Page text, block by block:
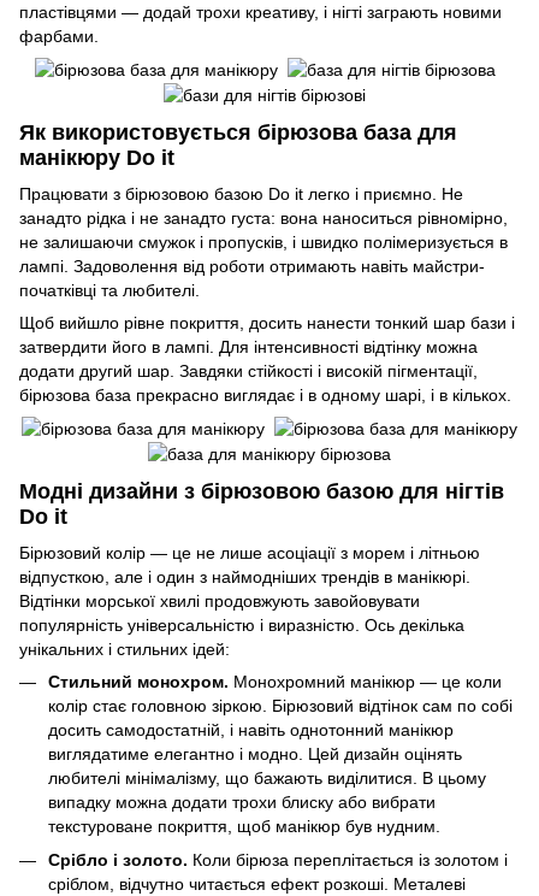
пластівцями — додай трохи креативу, і нігті заграють новими
фарбами.
Як використовується бірюзова база для
манікюру Do it
Працювати з бірюзовою базою Do it легко і приємно. Не
занадто рідка і не занадто густа: вона наноситься рівномірно,
не залишаючи смужок і пропусків, і швидко полімеризується в
лампі. Задоволення від роботи отримають навіть майстри-
початківці та любителі.
Щоб вийшло рівне покриття, досить нанести тонкий шар бази і
затвердити його в лампі. Для інтенсивності відтінку можна
додати другий шар. Завдяки стійкості і високій пігментації,
бірюзова база прекрасно виглядає і в одному шарі, і в кількох.
Модні дизайни з бірюзовою базою для нігтів
Do it
Бірюзовий колір — це не лише асоціації з морем і літньою
відпусткою, але і один з наймодніших трендів в манікюрі.
Відтінки морської хвилі продовжують завойовувати
популярність універсальністю і виразністю. Ось декілька
унікальних і стильних ідей:
Стильний монохром. Монохромний манікюр — це коли
колір стає головною зіркою. Бірюзовий відтінок сам по собі
досить самодостатній, і навіть однотонний манікюр
виглядатиме елегантно і модно. Цей дизайн оцінять
любителі мінімалізму, що бажають виділитися. В цьому
випадку можна додати трохи блиску або вибрати
текстуроване покриття, щоб манікюр був нудним.
Срібло і золото. Коли бірюза переплітається із золотом і
сріблом, відчутно читається ефект розкоші. Металеві